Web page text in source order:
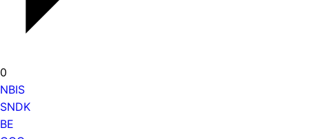
0
NBIS
SNDK
BE